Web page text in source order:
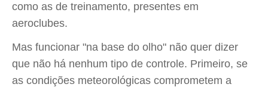
como as de treinamento, presentes em
aeroclubes.
Mas funcionar "na base do olho" não quer dizer
que não há nenhum tipo de controle. Primeiro, se
as condições meteorológicas comprometem a